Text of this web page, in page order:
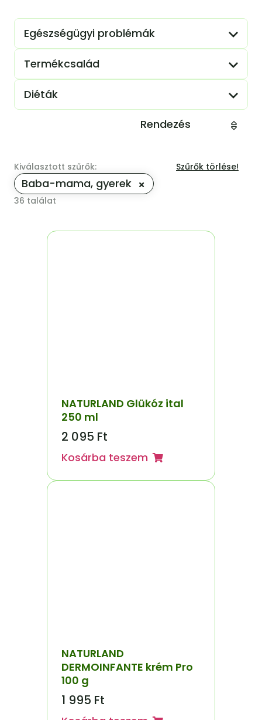
Egészségügyi problémák
Termékcsalád
Diéták
Rendezés
Kiválasztott szűrők:
Baba-mama, gyerek
Szűrők törlése!
36 találat
NATURLAND Glükóz ital
250 ml
2 095 Ft
Kosárba teszem
NATURLAND
DERMOINFANTE krém Pro
100 g
1 995 Ft